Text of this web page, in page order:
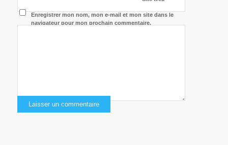
Enregistrer mon nom, mon e-mail et mon site dans le
navigateur pour mon prochain commentaire.